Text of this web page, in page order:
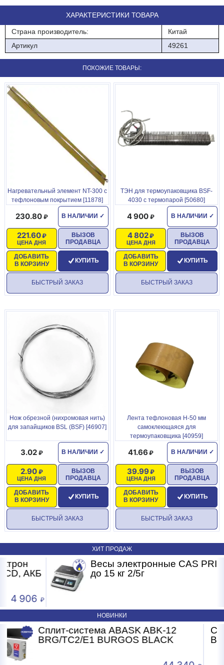
ХАРАКТЕРИСТИКИ ТОВАРА
Страна производитель:
Китай
Артикул
49261
ПОХОЖИЕ ТОВАРЫ:
Нагревательный элемент NT-300 с
тефлоновым покрытием [11878]
В НАЛИЧИИ ✓
230.80
ЦЕНА ДНЯ
221.60
ДОБАВИТЬ
В КОРЗИНУ
ВЫЗОВ
ПРОДАВЦА
КУПИТЬ
БЫСТРЫЙ ЗАКАЗ
ТЭН для термоупаковщика BSF-
4030 с термопарой [50680]
В НАЛИЧИИ ✓
4 900
ЦЕНА ДНЯ
4 802
ДОБАВИТЬ
В КОРЗИНУ
ВЫЗОВ
ПРОДАВЦА
КУПИТЬ
БЫСТРЫЙ ЗАКАЗ
Нож обрезной (нихромовая нить)
для запайщиков BSL (BSF) [46907]
В НАЛИЧИИ ✓
3.02
ЦЕНА ДНЯ
2.90
ДОБАВИТЬ
В КОРЗИНУ
ВЫЗОВ
ПРОДАВЦА
КУПИТЬ
БЫСТРЫЙ ЗАКАЗ
Лента тефлоновая H-50 мм
самоклеющаяся для
термоупаковщика [40959]
В НАЛИЧИИ ✓
41.66
ЦЕНА ДНЯ
39.99
ДОБАВИТЬ
В КОРЗИНУ
ВЫЗОВ
ПРОДАВЦА
КУПИТЬ
БЫСТРЫЙ ЗАКАЗ
ХИТ ПРОДАЖ
Весы электронные CAS PRII -15CD
до 15 кг 2/5г
НОВИНКИ
Сплит-система ABASK ABK-07
BRG/TC2/E1 BURGOS BLACK